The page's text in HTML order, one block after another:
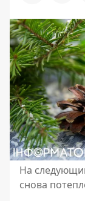
На
снова